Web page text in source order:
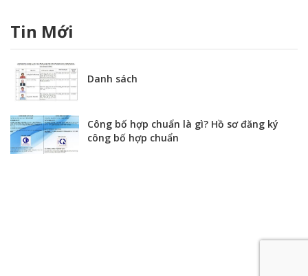
Tin Mới
Danh sách
Công bố hợp chuẩn là gì? Hồ sơ đăng ký
công bố hợp chuẩn